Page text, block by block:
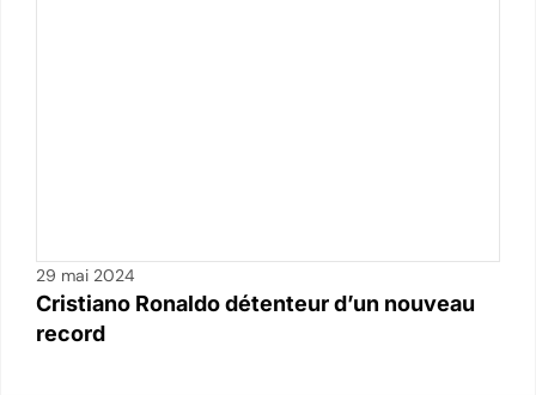
29 mai 2024
Cristiano Ronaldo détenteur d’un nouveau
record